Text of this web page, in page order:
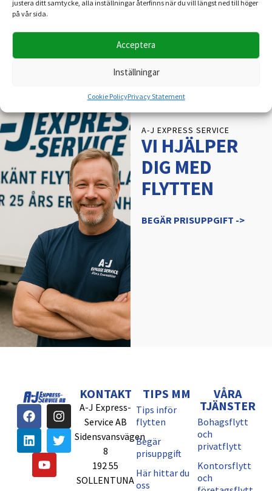
justera ditt samtycke, alla inställningar återfinns när du vill längst ned till höger
på vår sida.
Acceptera
Inställningar
Cookie PolicyPrivacy Statement
A-J EXPRESS SERVICE
VI HJÄLPER
DIG MED
FLYTTEN
BEGÄR PRISUPPGIFT ->
KONTAKT
A-J Express-
Service AB
Sidensvansvägen
8
192 55
SOLLENTUNA
TIPS MM
Tips inför
flytten
Begär
prisuppgift
Här hittar du
oss
VÅRA
TJÄNSTER
Bohagsflytt
och
privatflytt
Kontorsflytt
och